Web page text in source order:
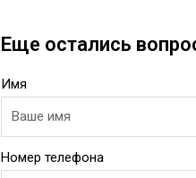
Еще остались
Имя
Номер телефона